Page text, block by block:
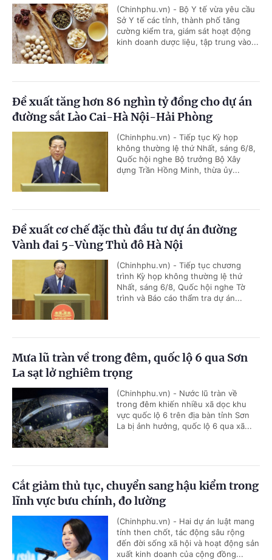
(Chinhphu.vn) - Bộ Y tế vừa yêu cầu
Sở Y tế các tỉnh, thành phố tăng
cường kiểm tra, giám sát hoạt động
kinh doanh dược liệu, tập trung vào...
Đề xuất tăng hơn 86 nghìn tỷ đồng cho dự án
đường sắt Lào Cai-Hà Nội-Hải Phòng
(Chinhphu.vn) - Tiếp tục Kỳ họp
không thường lệ thứ Nhất, sáng 6/8,
Quốc hội nghe Bộ trưởng Bộ Xây
dựng Trần Hồng Minh, thừa ủy...
Đề xuất cơ chế đặc thù đầu tư dự án đường
Vành đai 5-Vùng Thủ đô Hà Nội
(Chinhphu.vn) - Tiếp tục chương
trình Kỳ họp không thường lệ thứ
Nhất, sáng 6/8, Quốc hội nghe Tờ
trình và Báo cáo thẩm tra dự án...
Mưa lũ tràn về trong đêm, quốc lộ 6 qua Sơn
La sạt lở nghiêm trọng
(Chinhphu.vn) - Nước lũ tràn về
trong đêm khiến nhiều xã dọc khu
vực quốc lộ 6 trên địa bàn tỉnh Sơn
La bị ảnh hưởng, quốc lộ 6 qua xã...
Cắt giảm thủ tục, chuyển sang hậu kiểm trong
lĩnh vực bưu chính, đo lường
(Chinhphu.vn) - Hai dự án luật mang
tính then chốt, tác động sâu rộng
đến đời sống xã hội và hoạt động sản
xuất kinh doanh của cộng đồng...